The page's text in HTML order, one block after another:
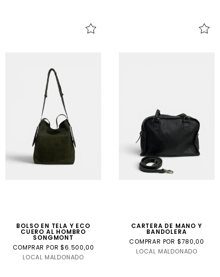
BOLSO EN TELA Y ECO
CUERO AL HOMBRO
SONGMONT
COMPRAR POR $6.500,00
LOCAL MALDONADO
CARTERA DE MANO Y
BANDOLERA
COMPRAR POR $780,00
LOCAL MALDONADO